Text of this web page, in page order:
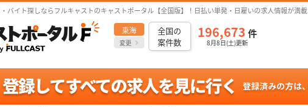
バイト探しならフルキャストのキャストポータル【全国版】！日払い単発・日雇いの求人情報が満載
東海
変更
全国の
案件数
196,673 件
8月8日(土)更新